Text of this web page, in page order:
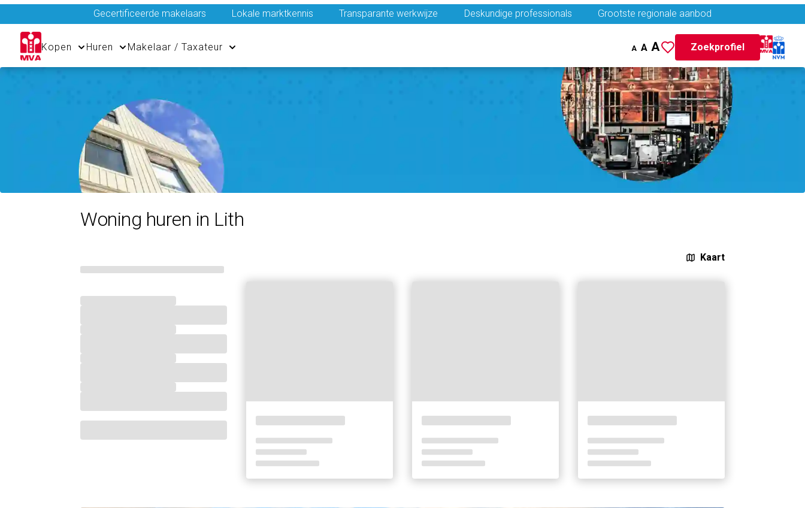
Gecertificeerde makelaars Lokale marktkennis Transparante werkwijze Deskundige professionals Grootste regionale aanbod
Kopen Huren Makelaar / Taxateur A A A Zoekprofiel
Woning huren in Lith
Kaart